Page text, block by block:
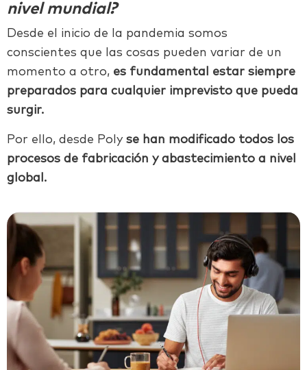
nivel mundial?
Desde el inicio de la pandemia somos
conscientes que las cosas pueden variar de un
momento a otro, es fundamental estar siempre
preparados para cualquier imprevisto que pueda
surgir.
Por ello, desde Poly se han modificado todos los
procesos de fabricación y abastecimiento a nivel
global.